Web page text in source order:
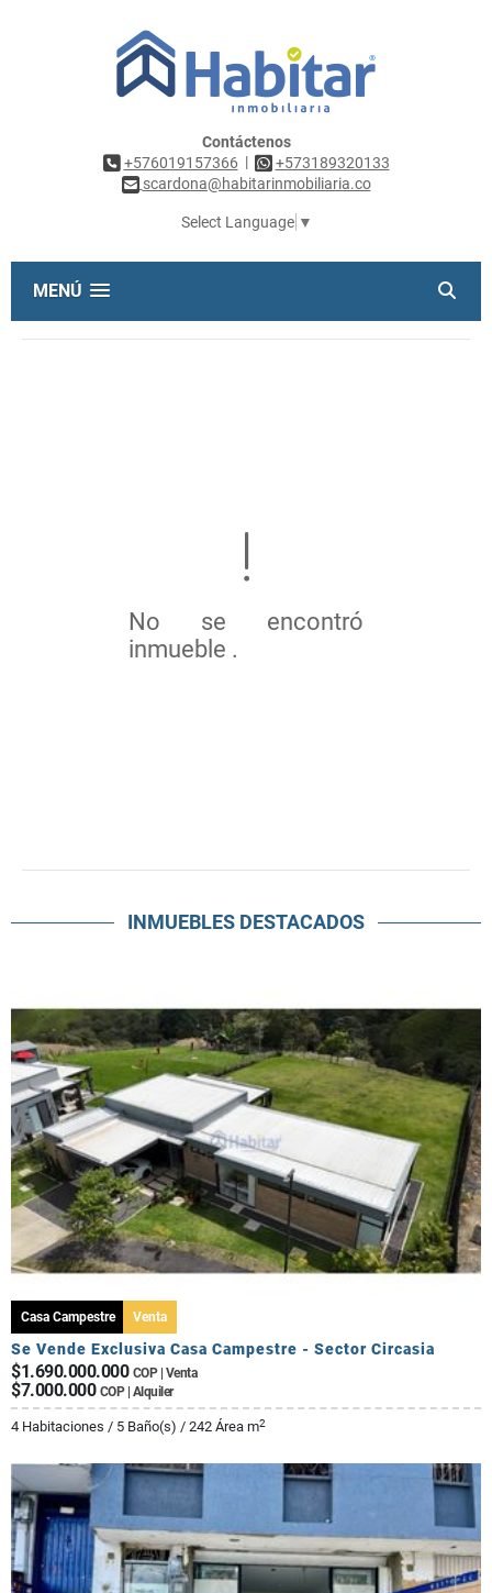
Contáctenos
+576019157366 |
+573189320133
scardona@habitarinmobiliaria.co
Select Language ▼
MENÚ
No se encontró
inmueble .
INMUEBLES DESTACADOS
Casa Campestre Venta
Se Vende Exclusiva Casa Campestre - Sector Circasia
$1.690.000.000 COP | Venta
$7.000.000 COP | Alquiler
4 Habitaciones / 5 Baño(s) / 242 Área m2